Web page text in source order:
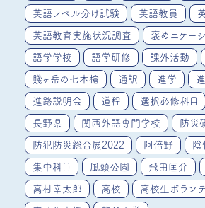
英語レベル分け試験 英語教員
英語教育実施状況調査 褒めニケー
語学学校 語学研修 課外活動
賤ヶ岳の七本槍 通訳 進学
進路説明会 道程 選択必修科目
長野県 関西外語専門学校 防災
防犯防災総合展2022 阿倍野 陰
集中科目 風頭公園 飛田匡介
高村幸太郎 高校 高校生ボランテ